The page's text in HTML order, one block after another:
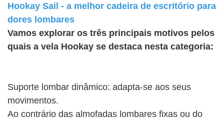
Hookay Sail - a melhor cadeira de escritório para
dores lombares
Vamos explorar os três principais motivos pelos
quais a vela Hookay se destaca nesta categoria:
Suporte lombar dinâmico: adapta-se aos seus
movimentos.
Ao contrário das almofadas lombares fixas ou do